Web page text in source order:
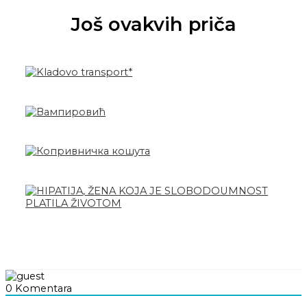
Još ovakvih priča
0 Komentara